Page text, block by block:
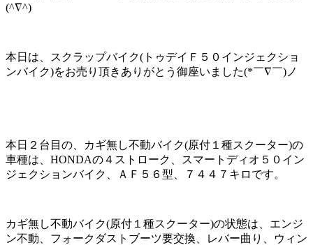
(^∇^)
本日は、スクラップバイク(トゥデイＦ５０インジェクショ
ンバイク)をお売り頂きありがとう御座いました(*￣∇￣)ノ
本日２台目の、カギ無し不動バイク(原付１種スクーター)の
車種は、HONDAの４ストローク、スマートディオ５０イン
ジェクションバイク、ＡＦ５６型、７４４７キロです。
カギ無し不動バイク(原付１種スクーター)の状態は、エンジ
ン不動、フォークダストブーツ要交換、レバー曲り、ウィン